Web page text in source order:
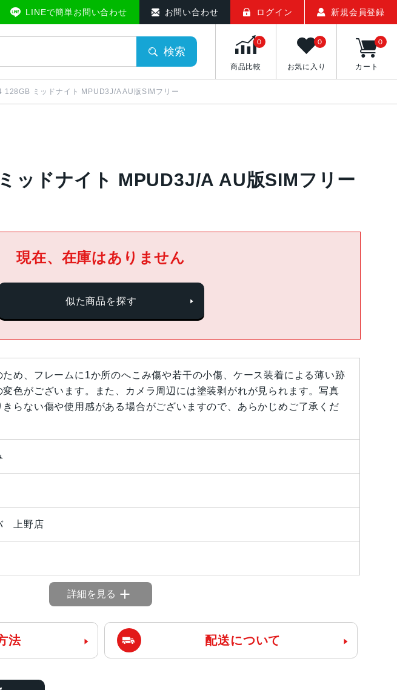
ット LINEで簡単お問い合わせ お問い合わせ ログイン 新規会員登録
検索
商品比較
0
お気に入り
0
カート
0
128GB ミッドナイト MPUD3J/A AU版SIMフリー
ッドナイト MPUD3J/A AU版SIMフリー
現在、在庫はありません
似た商品を探す
ため、フレームに1か所のへこみ傷や若干の小傷、ケース装着による薄い跡
変色がございます。また、カメラ周辺には塗装剥がれが見られます。写真
きらない傷や使用感がある場合がございますので、あらかじめご了承くだ
上野店
詳細を見る
法 配送について